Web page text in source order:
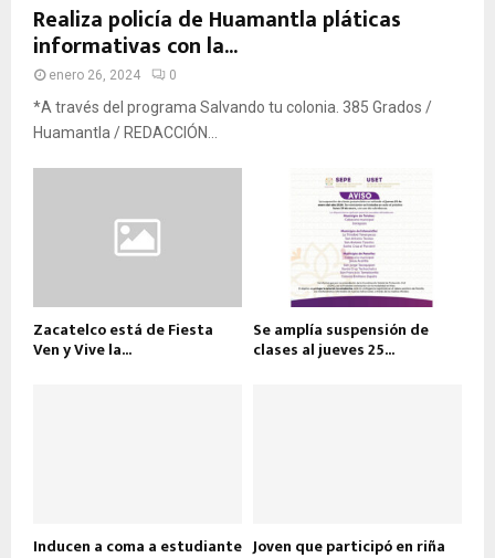
Realiza policía de Huamantla pláticas
informativas con la...
enero 26, 2024 0
*A través del programa Salvando tu colonia. 385 Grados /
Huamantla / REDACCIÓN...
Zacatelco está de Fiesta
Ven y Vive la...
Se amplía suspensión de
clases al jueves 25...
Inducen a coma a estudiante Joven que participó en riña